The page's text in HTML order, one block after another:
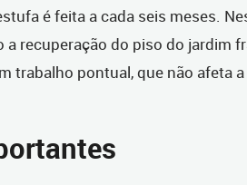
é feita a cada seis meses.
recuperação do piso do jardim
trabalho pontual, que não afeta